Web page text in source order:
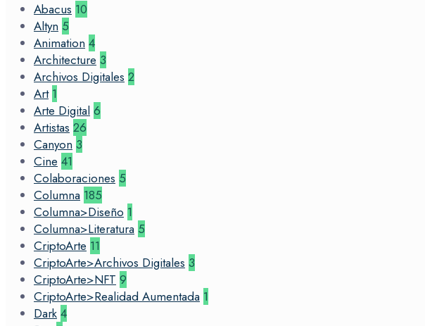
Abacus 10
Altyn 5
Animation 4
Architecture 3
Archivos Digitales 2
Art 1
Arte Digital 6
Artistas 26
Canyon 3
Cine 41
Colaboraciones 5
Columna 185
Columna>Diseño 1
Columna>Literatura 5
CriptoArte 11
CriptoArte>Archivos Digitales 3
CriptoArte>NFT 9
CriptoArte>Realidad Aumentada 1
Dark 4